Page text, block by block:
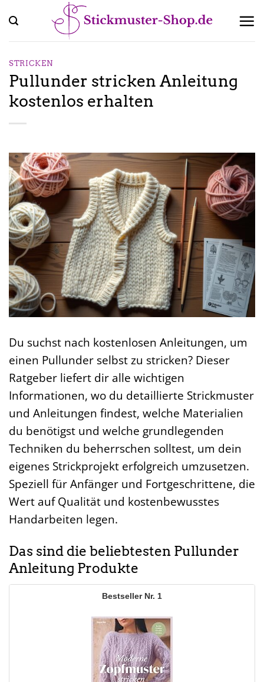
Inhalt
springen
STRICKEN
Pullunder stricken Anleitung
kostenlos erhalten
Du suchst nach kostenlosen Anleitungen, um
einen Pullunder selbst zu stricken? Dieser
Ratgeber liefert dir alle wichtigen
Informationen, wo du detaillierte Strickmuster
und Anleitungen findest, welche Materialien
du benötigst und welche grundlegenden
Techniken du beherrschen solltest, um dein
eigenes Strickprojekt erfolgreich umzusetzen.
Speziell für Anfänger und Fortgeschrittene, die
Wert auf Qualität und kostenbewusstes
Handarbeiten legen.
Das sind die beliebtesten Pullunder
Anleitung Produkte
1